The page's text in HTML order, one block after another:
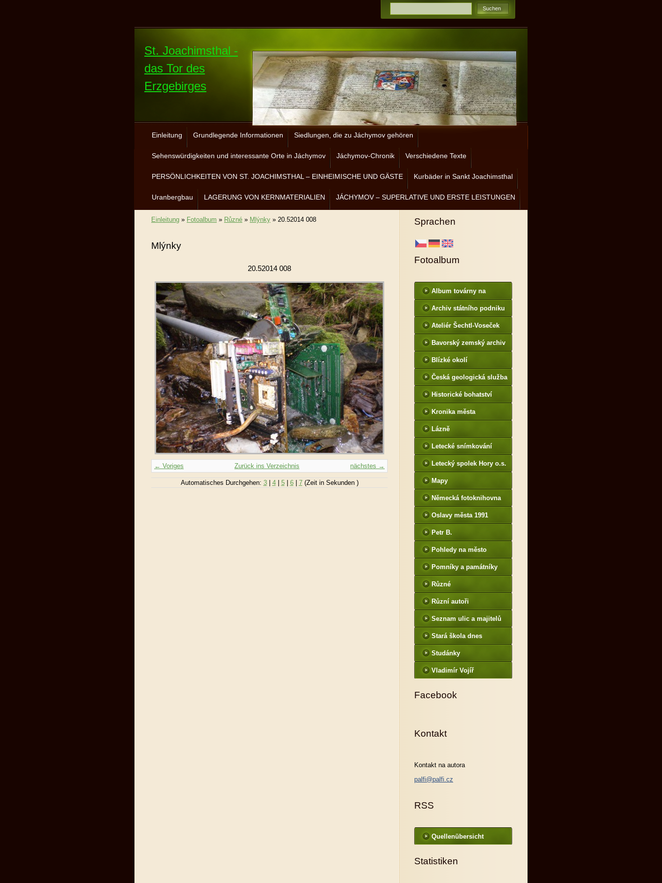
St. Joachimsthal -
das Tor des
Erzgebirges
Einleitung Grundlegende Informationen Siedlungen, die zu Jáchymov gehören
Sehenswürdigkeiten und interessante Orte in Jáchymov Jáchymov-Chronik Verschiedene Texte
PERSÖNLICHKEITEN VON ST. JOACHIMSTHAL – EINHEIMISCHE UND GÄSTE Kurbäder in Sankt Joachimsthal
Uranbergbau LAGERUNG VON KERNMATERIALIEN JÁCHYMOV – SUPERLATIVE UND ERSTE LEISTUNGEN
Einleitung » Fotoalbum » Různé » Mlýnky » 20.52014 008
Mlýnky
20.52014 008
← Voriges nächstes →
Zurück ins Verzeichnis
Automatisches Durchgehen: 3| 4| 5| 6| 7(Zeit in Sekunden )
Sprachen
Fotoalbum
Album továrny na
Archiv státního podniku
Ateliér Šechtl-Voseček
Bavorský zemský archiv
http://www.gda.bayern.de
Blízké okolí
Česká geologická služba
Historické bohatství
Kronika města
http://www.portafontium.
Lázně
Letecké snímkování
Letecký spolek Hory o.s.
Mapy
Německá fotoknihovna
http://www.deutschefotot
hek.de
Oslavy města 1991
Petr B.
(PB14.zonerama.com,
takatiky.rajce.idnes.cz)
Pohledy na město
Pomníky a památníky
Různé
Různí autoři
Seznam ulic a majitelů
Stará škola dnes
Studánky
Vladimír Vojíř
Facebook
Kontakt
Kontakt na autora
palfi@palfi.cz
RSS
Quellenübersicht
Statistiken